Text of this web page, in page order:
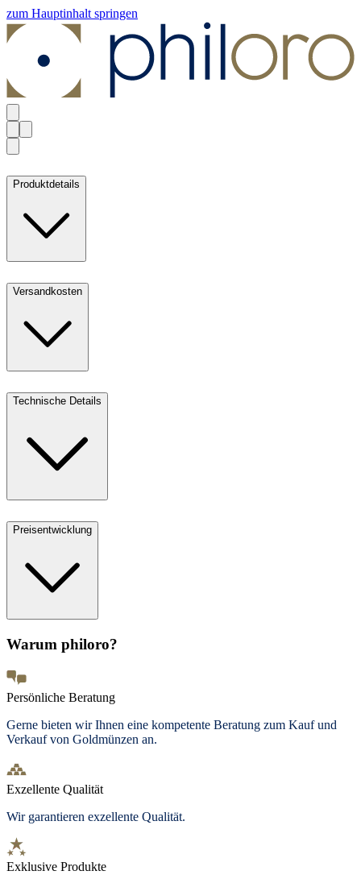
zum Hauptinhalt springen
Produktdetails
Versandkosten
Technische Details
Preisentwicklung
Warum philoro?
Persönliche Beratung
Gerne bieten wir Ihnen eine kompetente Beratung zum Kauf und
Verkauf von Goldmünzen an.
Exzellente Qualität
Wir garantieren exzellente Qualität.
Exklusive Produkte